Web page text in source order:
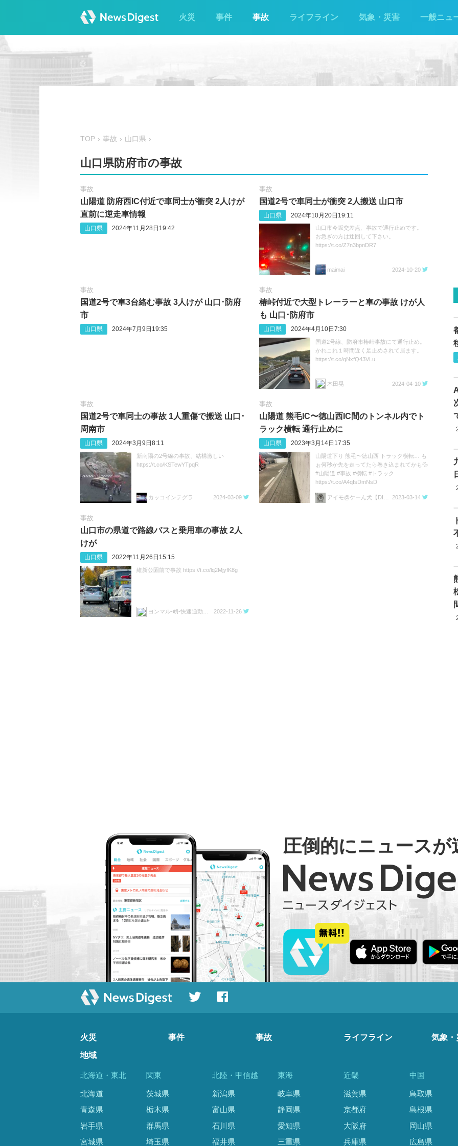
火災 事件 事故 ライフライン 気象・災害 一般ニュ
TOP 事故 山口県
山口県防府市の事故
事故
山陽道 防府西IC付近で車同士が衝突 2人けが
直前に逆走車情報
山口県 2024年11月28日19:42
事故
国道2号で車同士が衝突 2人搬送 山口市
山口県 2024年10月20日19:11
山口市今坂交差点、事故で通行止めです。
お急ぎの方は迂回して下さい。
https://t.co/Z7n3bpnDR7
maimai 2024-10-20
事故
国道2号で車3台絡む事故 3人けが 山口･防府
市
山口県 2024年7月9日19:35
事故
椿峠付近で大型トレーラーと車の事故 けが人
も 山口･防府市
山口県 2024年4月10日7:30
国道2号線、防府市椿峠事故にて通行止め。
かれこれ１時間近く足止めされて居ます。
https://t.co/qNxfQ43VLu
木田晃 2024-04-10
事故
国道2号で車同士の事故 1人重傷で搬送 山口･
周南市
山口県 2024年3月9日8:11
新南陽の2号線の事故、結構激しい
https://t.co/KSTewYTpqR
カッコインテグラ 2024-03-09
事故
山陽道 熊毛IC〜徳山西IC間のトンネル内でト
ラック横転 通行止めに
山口県 2023年3月14日17:35
山陽道下り 熊毛〜徳山西 トラック横転… も
ぉ何秒か先を走ってたら巻き込まれてかも💦
#山陽道 #事故 #横転 #トラック
https://t.co/A4qIsDmNsD
2023-03-14
事故
山口市の県道で路線バスと乗用車の事故 2人
けが
山口県 2022年11月26日15:15
維新公園前で事故 https://t.co/lq2MjyfK8g
2022-11-26
圧倒的にニュースが
火災 事件 事故 ライフライン 気象・
地域
北海道・東北
北海道
青森県
岩手県
宮城県
関東
茨城県
栃木県
群馬県
埼玉県
北陸・甲信越
新潟県
富山県
石川県
福井県
東海
岐阜県
静岡県
愛知県
三重県
近畿
滋賀県
京都府
大阪府
兵庫県
中国
鳥取県
島根県
岡山県
広島県